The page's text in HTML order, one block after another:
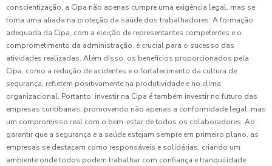
conscientização, a Cipa não apenas cumpre uma exigência legal, mas se
torna uma aliada na proteção da saúde dos trabalhadores. A formação
adequada da Cipa, com a eleição de representantes competentes e o
comprometimento da administração, é crucial para o sucesso das
atividades realizadas. Além disso, os benefícios proporcionados pela
Cipa, como a redução de acidentes e o fortalecimento da cultura de
segurança, refletem positivamente na produtividade e no clima
organizacional. Portanto, investir na Cipa é também investir no futuro das
empresas curitibanas, promovendo não apenas a conformidade legal, mas
um compromisso real com o bem-estar de todos os colaboradores. Ao
garantir que a segurança e a saúde estejam sempre em primeiro plano, as
empresas se destacam como responsáveis e solidárias, criando um
ambiente onde todos podem trabalhar com confiança e tranquilidade.